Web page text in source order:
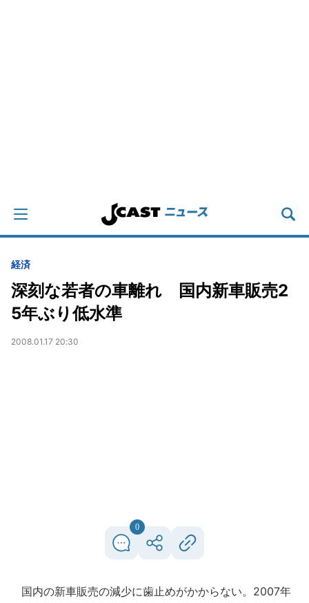
経済
深刻な若者の車離れ 国内新車販売2
5年ぶり低水準
2008.01.17 20:30
0
国内の新車販売の減少に歯止めがかからない。2007年